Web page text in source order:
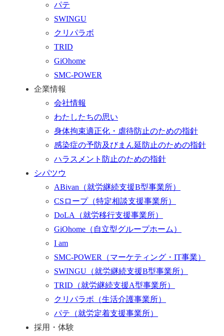
パテ
SWINGU
クリパラボ
TRID
GiOhome
SMC-POWER
企業情報
会社情報
わたしたちの思い
身体拘束適正化・虐待防止のための指針
感染症の予防及びまん延防止のための指針
ハラスメント防止のための指針
シパツウ
ABivan （就労継続支援B型事業所）
CSロープ （特定相談支援事業所）
DoLA （就労移行支援事業所）
GiOhome （自立型グループホーム）
I am
SMC-POWER （マーケティング・IT事業）
SWINGU （就労継続支援B型事業所）
TRID （就労継続支援A型事業所）
クリパラボ （生活介護事業所）
パテ （就労定着支援事業所）
採用・体験